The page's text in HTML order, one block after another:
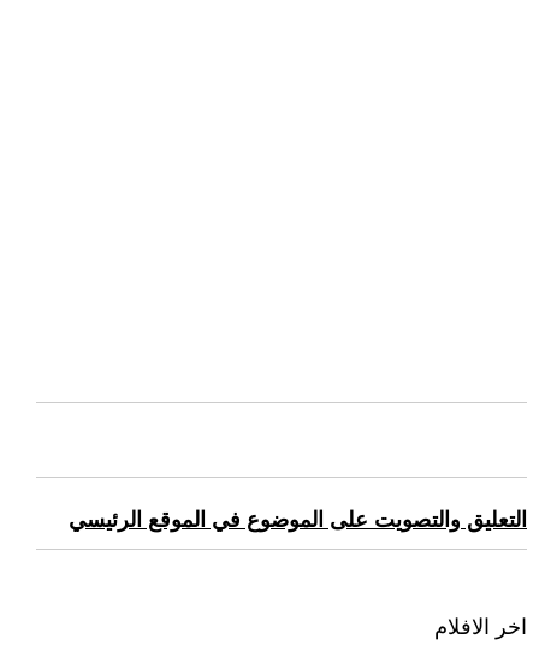
التعليق والتصويت على الموضوع في الموقع الرئيسي
اخر الافلام